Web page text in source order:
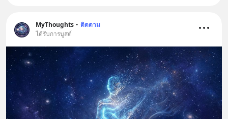
MyThoughts • ติดตาม
ได้รับการบูสต์